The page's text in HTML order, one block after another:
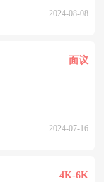
2024-08-08
面议
2024-07-16
4K-6K